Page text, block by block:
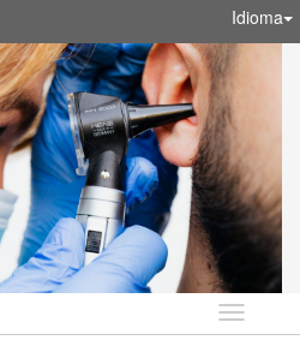
Idioma
Idioma